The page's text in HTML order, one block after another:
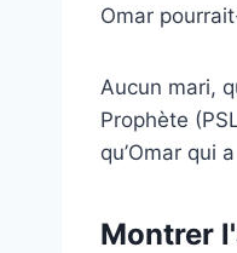
Omar
Aucun mari,
Prophète
qu’Omar qui
Montrer